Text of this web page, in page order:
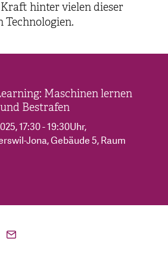
hinter vielen dieser
Technologien.
Maschinen lernen
Bestrafen
, 17:30 - 19:30Uhr,
Jona, Gebäude 5, Raum